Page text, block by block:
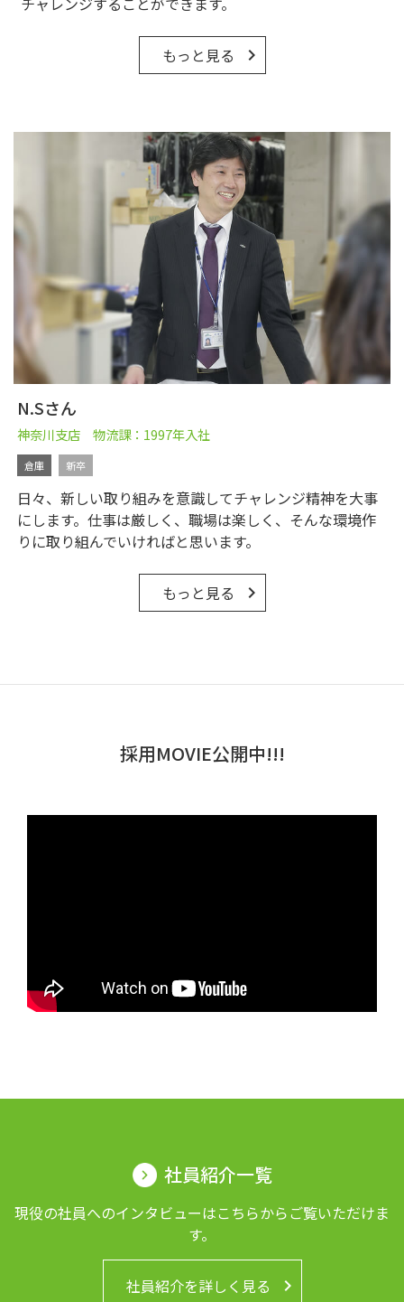
もっと見る keyboard_arrow_right
N.Sさん
神奈川支店 物流課：1997年入社
倉庫 新卒
日々、新しい取り組みを意識してチャレンジ精神を大事
にします。仕事は厳しく、職場は楽しく、そんな環境作
りに取り組んでいければと思います。
もっと見る keyboard_arrow_right
採用MOVIE公開中!!!
社員紹介一覧
現役の社員へのインタビューはこちらからご覧いただけま
す。
社員紹介を詳しく見る keyboard_arrow_right